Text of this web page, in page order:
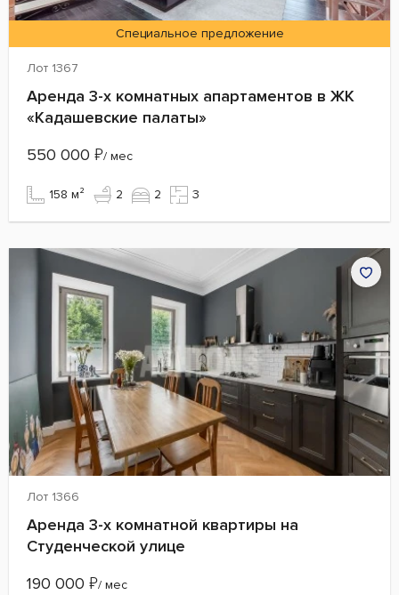
Специальное предложение
Лот 1367
Аренда 3-х комнатных апартаментов в ЖК
«Кадашевские палаты»
550 000 ₽/ мес
158 м² 2 2 3
Лот 1366
Аренда 3-х комнатной квартиры на
Студенческой улице
190 000 ₽/ мес